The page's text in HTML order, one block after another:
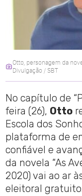
Otto, personagem da
Divulgação / SBT
No capítulo de
feira (26), Otto
Escola dos
plataforma de
confiável e
da novela “As
2020) vai ao ar
eleitoral